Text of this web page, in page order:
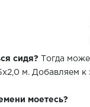
сидя?
Тогда
м. Добавляем
моетесь?